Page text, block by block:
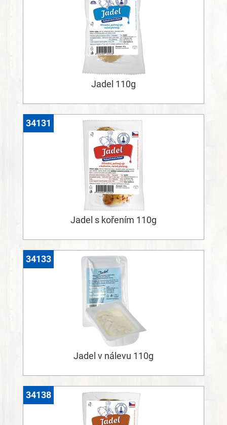
Jadel 110g
Jadel s kořením 110g
34131
Jadel v nálevu 110g
34133
34138